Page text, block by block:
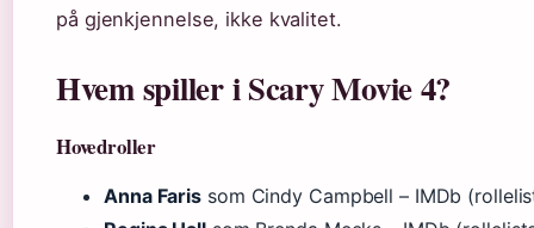
på gjenkjennelse, ikke kvalitet.
Hvem spiller i Scary Movie 4?
Hovedroller
Anna Faris som Cindy Campbell – IMDb